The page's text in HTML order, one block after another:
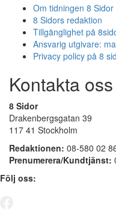
Om tidningen 8 Sidor
8 Sidors redaktion
Tillgänglighet på
Ansvarig utgivare:
Privacy policy på 8
Kontakta oss
8 Sidor
Drakenbergsgatan 39
117 41 Stockholm
Redaktionen: 08-580 02
Prenumerera/Kundtjänst:
Följ oss: